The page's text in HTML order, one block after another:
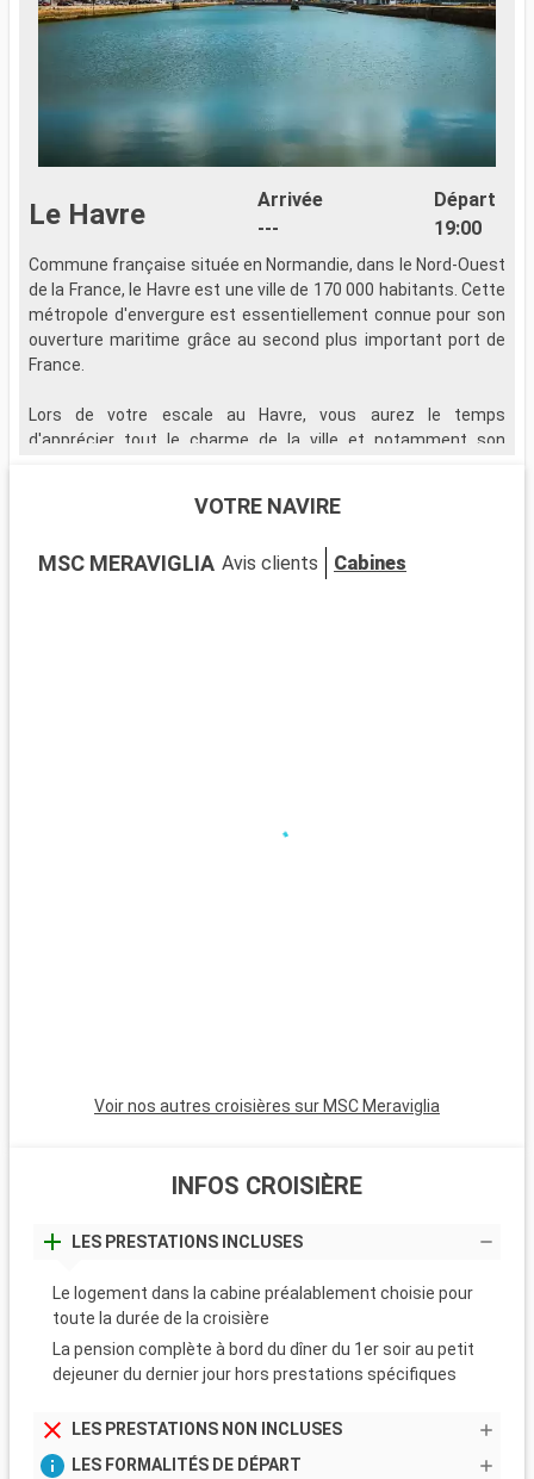
Le Havre
Arrivée
---
Départ
19:00
Commune française située en Normandie, dans le Nord-Ouest
de la France, le Havre est une ville de 170 000 habitants. Cette
métropole d'envergure est essentiellement connue pour son
ouverture maritime grâce au second plus important port de
France.
Lors de votre escale au Havre, vous aurez le temps
d'apprécier tout le charme de la ville et notamment son
premier temps découvrir l'abbaye de Graville ou abbaye de
l'estuaire de la Seine, cet ensemble de bâtiment du 11
VOTRE NAVIRE
MSC MERAVIGLIA Avis clients Cabines
Voir nos autres croisières sur MSC Meraviglia
INFOS CROISIÈRE
LES PRESTATIONS INCLUSES
Le logement dans la cabine préalablement choisie pour
toute la durée de la croisière
La pension complète à bord du dîner du 1er soir au petit
dejeuner du dernier jour hors prestations spécifiques
LES PRESTATIONS NON INCLUSES
LES FORMALITÉS DE DÉPART